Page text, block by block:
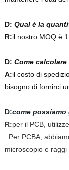
D: Qual è la
R:il nostro MOQ è
D: Come
A:il costo di
bisogno di fornirci
D:come
R:per il PCB,
Per PCBA,
microscopio e